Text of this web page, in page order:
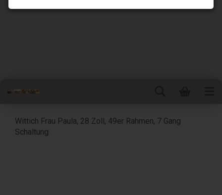
Wittich Frau Paula, 28 Zoll, 49er Rahmen, 7 Gang
Schaltung